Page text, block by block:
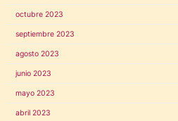
octubre 2023
septiembre 2023
agosto 2023
junio 2023
mayo 2023
abril 2023